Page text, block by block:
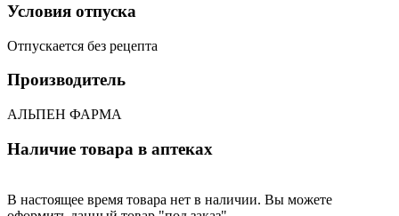
Условия отпуска
Отпускается без рецепта
Производитель
АЛЬПЕН ФАРМА
Наличие товара в аптеках
В настоящее время товара нет в наличии. Вы можете